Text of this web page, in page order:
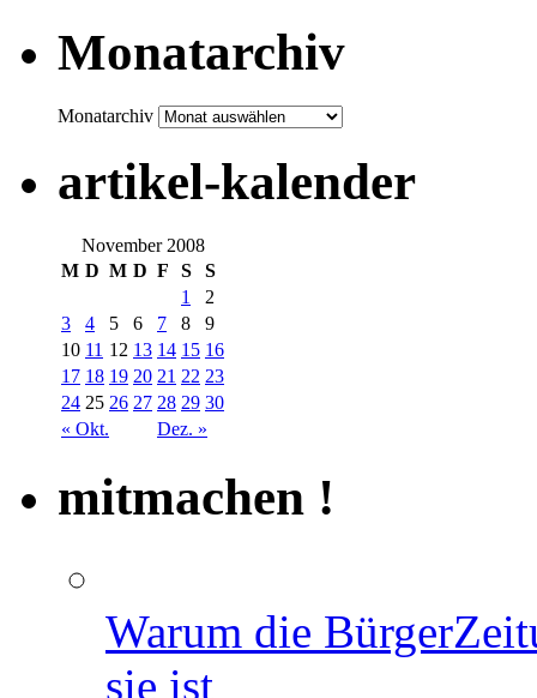
Monatarchiv
Monatarchiv
artikel-kalender
November 2008
M D M D F S S
« Okt. Dez. »
1
2
3
4 5 6 7 8
9
10 11 12 13 14 15 16
17 18 19 20 21 22 23
24 25 26 27 28 29 30
mitmachen !
Warum die
sie ist